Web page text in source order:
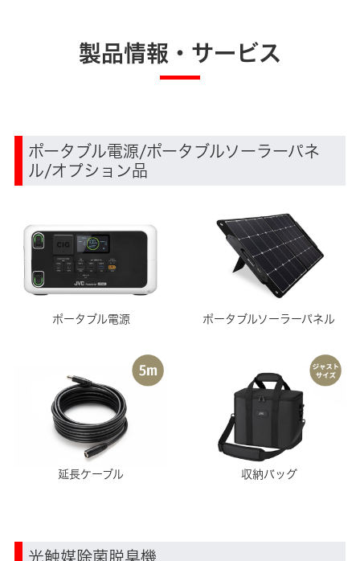
製品情報・サービス
ポータブル電源/ポータブルソーラーパネ
ル/オプション品
ポータブル電源 ポータブルソーラーパネル
延長ケーブル 収納バッグ
光触媒除菌脱臭機